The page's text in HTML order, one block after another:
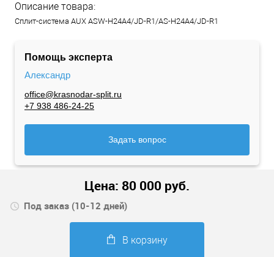
Описание товара:
Сплит-система AUX ASW-H24A4/JD-R1/AS-H24A4/JD-R1
Помощь эксперта
Александр
office@krasnodar-split.ru
+7 938 486-24-25
Задать вопрос
Цена: 80 000 руб.
Под заказ (10-12 дней)
В корзину